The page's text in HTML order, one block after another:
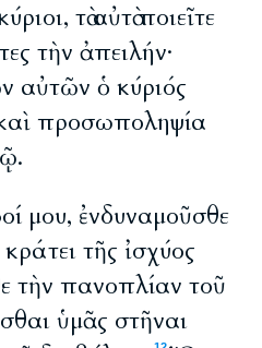
τὰ αὐτὰ ποιεῖτε
τὴν ἀπειλήν·
αὐτῶν ὁ κύριός
προσωποληψία
μου, ἐνδυναμοῦσθε
τῆς ἰσχύος
τὴν πανοπλίαν τοῦ
ὑμᾶς στῆναι